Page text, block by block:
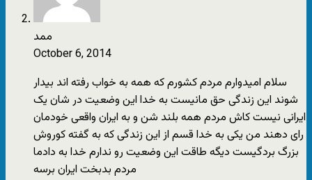
ممد
October 6, 2014
سلام امیدوارم مردم کشورم که همه به خواب رفته اند بیدار
شوند این زندگی حق مانیست به خدا این وضعیت در شان یک
ایرانی نیست کاش مردم همه بلند شن و به ایران واقعی خودمان
رای دهند من یکی به خدا قسم از این زندگی که به گفته کوروش
بزرگ بردگیست دیگه طاقت این وضعیت رو ندارم خدا به دادما
مردم بدبخت ایران برسه